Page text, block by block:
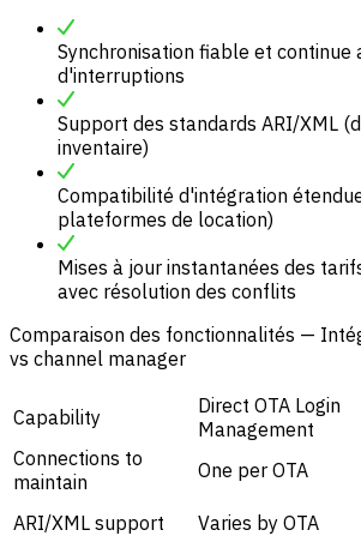
Synchronisation fiable et continue
d'interruptions
Support des standards ARI/XML
inventaire)
Compatibilité d'intégration étendue
plateformes de location)
Mises à jour instantanées des
avec résolution des conflits
Comparaison des fonctionnalités —
vs channel manager
Capability
Direct OTA Login
Management
Connections to
maintain
One per OTA
ARI/XML support
Varies by OTA